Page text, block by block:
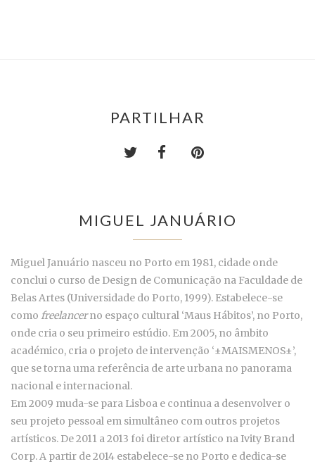
PARTILHAR
MIGUEL JANUÁRIO
Miguel Januário nasceu no Porto em 1981, cidade onde
conclui o curso de Design de Comunicação na Faculdade de
Belas Artes (Universidade do Porto, 1999). Estabelece-se
como freelancerno espaço cultural ‘Maus Hábitos’, no Porto,
onde cria o seu primeiro estúdio. Em 2005, no âmbito
académico, cria o projeto de intervenção ‘±MAISMENOS±’,
que se torna uma referência de arte urbana no panorama
nacional e internacional.
Em 2009 muda-se para Lisboa e continua a desenvolver o
seu projeto pessoal em simultâneo com outros projetos
artísticos. De 2011 a 2013 foi diretor artístico na Ivity Brand
Corp. A partir de 2014 estabelece-se no Porto e dedica-se